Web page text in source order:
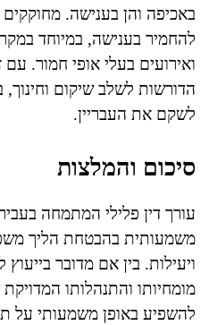
באכיפה והן בענישה.
להחמיר בענישה, במיוחד
ואירועים בעלי אופי חמור.
הדורשות לשלב שיקום
לשקם את העבריין.
סיכום והמלצות
עורך דין פלילי המתמחה
משמעותית בהבטחת הליך
ויעילות. בין אם מדובר בייעוץ
מומחיותו והתנהלותו
להשפיע באופן משמעותי על